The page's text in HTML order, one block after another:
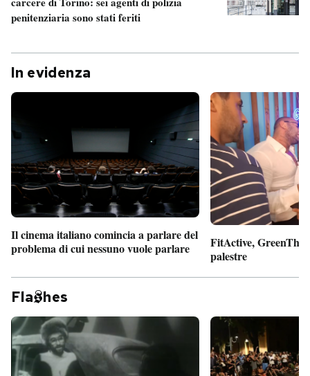
penitenziaria sono stati feriti
In evidenza
Il cinema italiano comincia a parlare del
problema di cui nessuno vuole parlare
FitActive,
palestre
Fla hes